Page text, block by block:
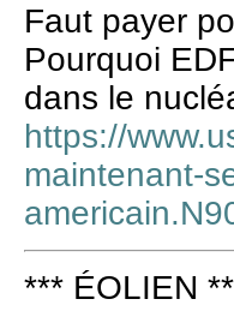
Faut payer
Pourquoi
dans le
https://
maintenant-
*** ÉOLIEN